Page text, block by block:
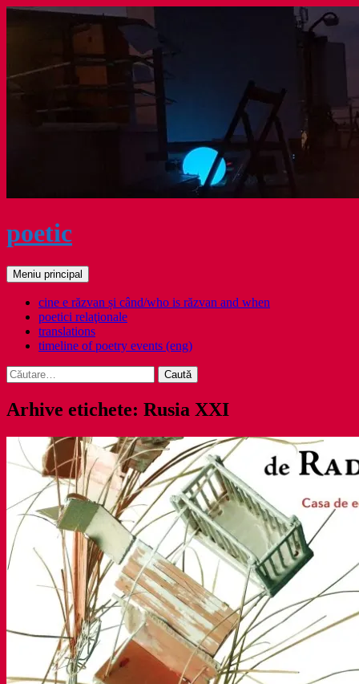
Sari
poetic
Caută
Meniu principal
cine e răzvan și când/who is răzvan and when
poetici relaţionale
translations
timeline of poetry events (eng)
Caută
după:
Arhive etichete: Rusia XXI